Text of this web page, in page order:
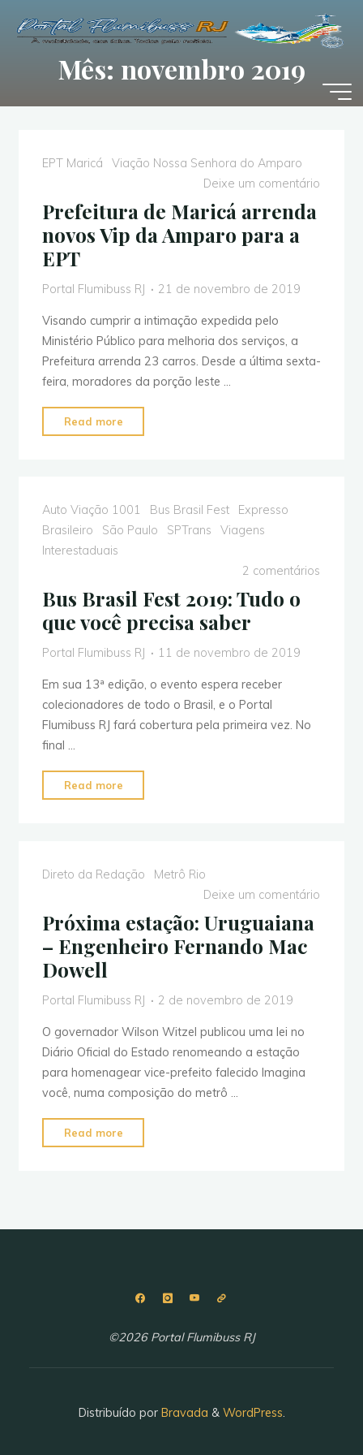
para
Mês: novembro 2019
EPT Maricá
Viação Nossa Senhora do Amparo
Deixe um comentário
Prefeitura de Maricá arrenda
novos Vip da Amparo para a
EPT
Portal Flumibuss RJ 21 de novembro de 2019
Visando cumprir a intimação expedida pelo
Ministério Público para melhoria dos serviços, a
Prefeitura arrenda 23 carros. Desde a última sexta-
feira, moradores da porção leste …
Read more
de
a
EPT"
Auto Viação 1001 Bus Brasil Fest
Expresso
Brasileiro
São Paulo SPTrans
Viagens
Interestaduais
2 comentários
Bus Brasil Fest 2019: Tudo o
que você precisa saber
Portal Flumibuss RJ 11 de novembro de 2019
Em sua 13ª edição, o evento espera receber
colecionadores de todo o Brasil, e o Portal
Flumibuss RJ fará cobertura pela primeira vez. No
final …
Read more
Brasil
o
você
precisa
Direto da Redação
Metrô Rio
Deixe um comentário
Próxima estação: Uruguaiana
– Engenheiro Fernando Mac
Dowell
Portal Flumibuss RJ 2 de novembro de 2019
O governador Wilson Witzel publicou uma lei no
Diário Oficial do Estado renomeando a estação
para homenagear vice-prefeito falecido Imagina
você, numa composição do metrô …
Read more
estação:
Fernando
©2026 Portal Flumibuss RJ
Distribuído porBravada & WordPress.